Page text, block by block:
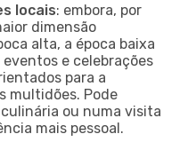
locais: embora, por
dimensão
alta, a época baixa
e celebrações
para a
multidões. Pode
ou numa visita
mais pessoal.